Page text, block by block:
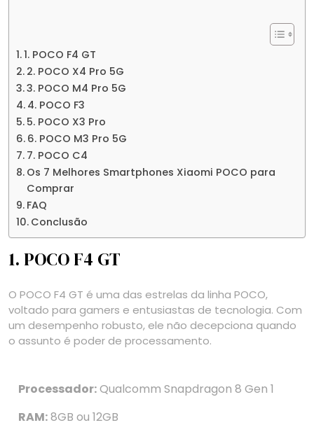
1. POCO F4 GT
2. POCO X4 Pro 5G
3. POCO M4 Pro 5G
4. POCO F3
5. POCO X3 Pro
6. POCO M3 Pro 5G
7. POCO C4
Os 7 Melhores Smartphones Xiaomi POCO para
Comprar
FAQ
Conclusão
1. POCO F4 GT
O POCO F4 GT é uma das estrelas da linha POCO,
voltado para gamers e entusiastas de tecnologia. Com
um desempenho robusto, ele não decepciona quando
o assunto é poder de processamento.
Processador:Qualcomm Snapdragon 8 Gen 1
RAM:8GB ou 12GB